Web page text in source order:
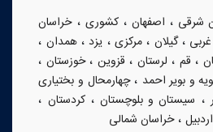
شرقی ، اصفهان ،کشوری ،خراسان
،گیلان ،مرکزی ، یزد،همدان ،
، قم ، لرستان ، قزوین ،خوزستان ،
و بویر احمد ،چهارمحال و بختیاری
، سیستان و بلوچستان،کردستان ،
اردبیل ،خراسان شمالی